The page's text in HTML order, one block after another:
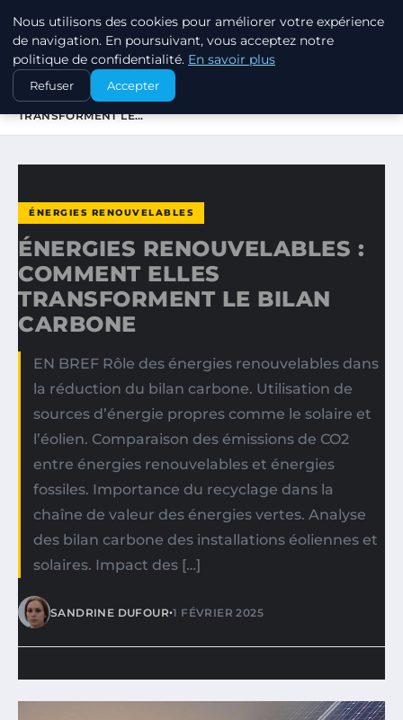
EXXON CLIMATE FOOTPRINT
ACCUEIL
ÉNERGIES RENOUVELABLES
ÉNERGIES RENOUVELABLES : COMMENT ELLES
TRANSFORMENT LE…
ÉNERGIES RENOUVELABLES
ÉNERGIES RENOUVELABLES :
COMMENT ELLES
TRANSFORMENT LE BILAN
CARBONE
EN BREF Rôle des énergies renouvelables dans
la réduction du bilan carbone. Utilisation de
sources d’énergie propres comme le solaire et
l’éolien. Comparaison des émissions de CO2
entre énergies renouvelables et énergies
fossiles. Importance du recyclage dans la
chaîne de valeur des énergies vertes. Analyse
des bilan carbone des installations éoliennes et
solaires. Impact des […]
SANDRINE DUFOUR•1 FÉVRIER 2025
Nous utilisons des cookies pour améliorer votre expérience
de navigation. En poursuivant, vous acceptez notre
politique de confidentialité. En savoir plus
Refuser Accepter